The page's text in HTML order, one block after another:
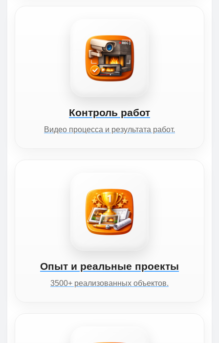
Контроль работ
Видео процесса и результата работ.
Опыт и реальные проекты
3500+ реализованных объектов.